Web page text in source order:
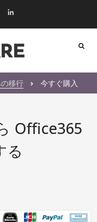
移行 今すぐ購入
Office365
る